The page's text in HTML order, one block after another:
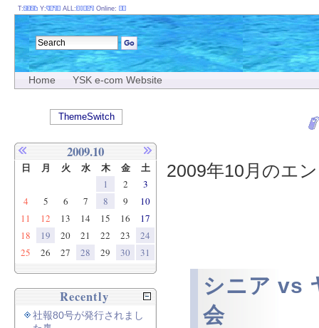
Home YSK e-com Website
2009年10月のエ
シニア vs
会
T: Y: ALL: Online:
ThemeSwitch
2009.10
日 月 火 水 木 金 土
1 2
3
4
5 6 7 8 9
10
11
12 13 14 15 16
17
18
19 20 21 22 23
24
25
26 27 28 29 30 31
Recently
社報80号が発行されまし